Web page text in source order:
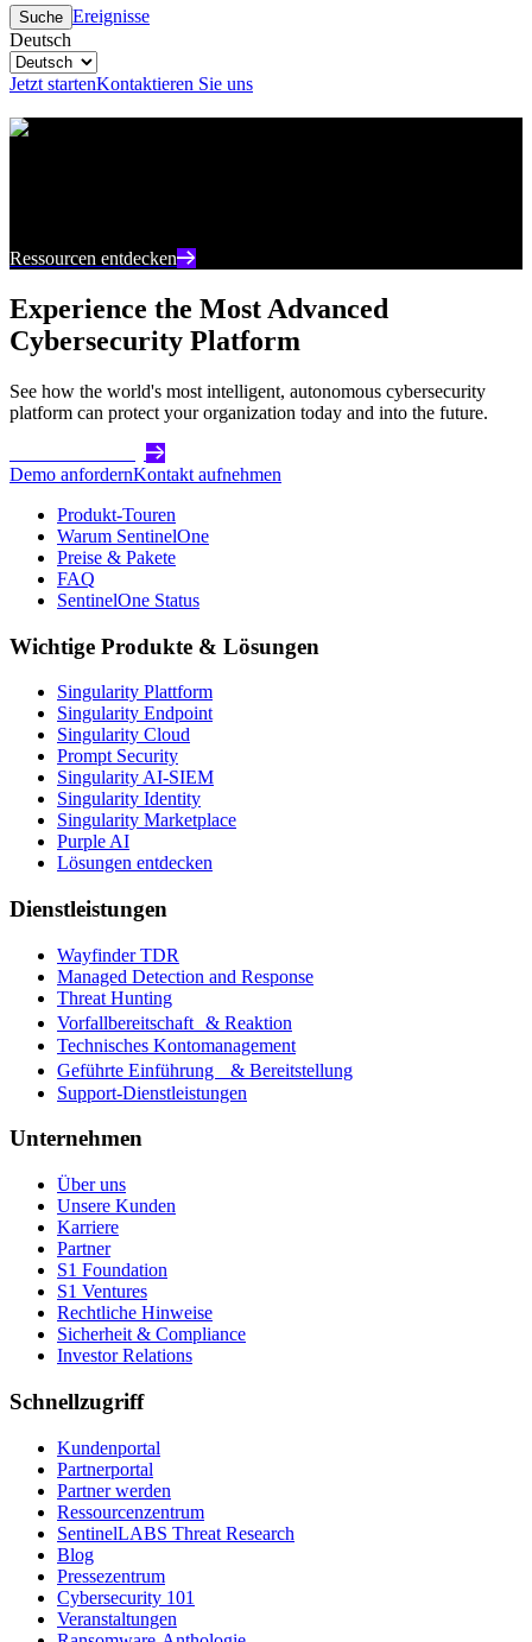
Suche Ereignisse
Deutsch
Jetzt startenKontaktieren Sie uns
Ressourcencenter
Ressourcen entdecken
Experience the Most Advanced
Cybersecurity Platform
See how the world's most intelligent, autonomous cybersecurity
platform can protect your organization today and into the future.
Demo anfordernKontakt aufnehmen
Produkt-Touren
Warum SentinelOne
Preise & Pakete
FAQ
SentinelOne Status
Wichtige Produkte & Lösungen
Singularity Plattform
Singularity Endpoint
Singularity Cloud
Prompt Security
Singularity AI-SIEM
Singularity Identity
Singularity Marketplace
Purple AI
Lösungen entdecken
Dienstleistungen
Wayfinder TDR
Managed Detection and Response
Threat Hunting
Vorfallbereitschaft & Reaktion
Technisches Kontomanagement
Geführte Einführung & Bereitstellung
Support-Dienstleistungen
Unternehmen
Über uns
Unsere Kunden
Karriere
Partner
S1 Foundation
S1 Ventures
Rechtliche Hinweise
Sicherheit & Compliance
Investor Relations
Schnellzugriff
Kundenportal
Partnerportal
Partner werden
Ressourcenzentrum
SentinelLABS Threat Research
Blog
Pressezentrum
Cybersecurity 101
Veranstaltungen